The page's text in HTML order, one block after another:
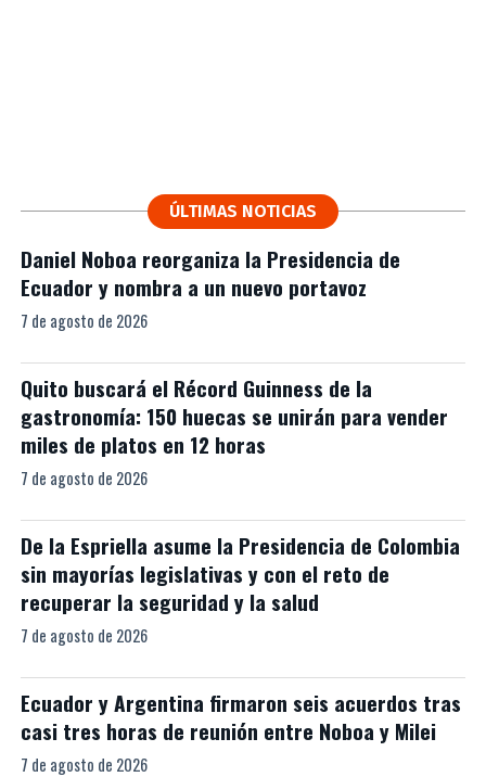
ÚLTIMAS NOTICIAS
Daniel Noboa reorganiza la Presidencia de
Ecuador y nombra a un nuevo portavoz
7 de agosto de 2026
Quito buscará el Récord Guinness de la
gastronomía: 150 huecas se unirán para vender
miles de platos en 12 horas
7 de agosto de 2026
De la Espriella asume la Presidencia de Colombia
sin mayorías legislativas y con el reto de
recuperar la seguridad y la salud
7 de agosto de 2026
Ecuador y Argentina firmaron seis acuerdos tras
casi tres horas de reunión entre Noboa y Milei
7 de agosto de 2026